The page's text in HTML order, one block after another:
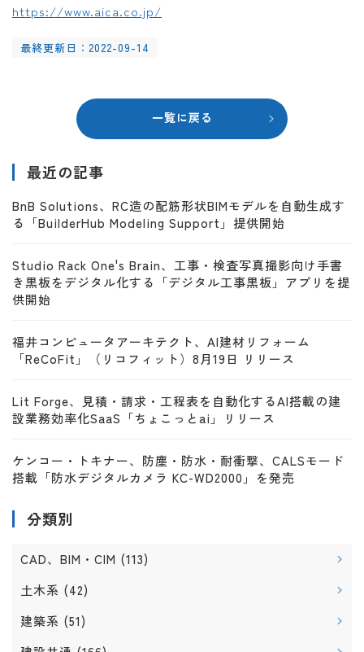
https://www.aica.co.jp/
最終更新日：2022-09-14
一覧に戻る
最近の記事
BnB Solutions、RC造の配筋形状BIMモデルを自動生成す
る「BuilderHub Modeling Support」提供開始
Studio Rack One's Brain、工事・検査写真撮影向け手書
き黒板をデジタル化する「デジタル工事黒板」アプリを提
供開始
福井コンピュータアーキテクト、AI建材リフォーム
「ReCoFit」（リコフィット）8月19日 リリース
Lit Forge、見積・請求・工程表を自動化するAI搭載の建
設業務効率化SaaS「ちょこっとai」リリース
ケンコー・トキナー、防塵・防水・耐衝撃、CALSモード
搭載「防水デジタルカメラ KC-WD2000」を発売
分類別
CAD、BIM・CIM (113)
土木系 (42)
建築系 (51)